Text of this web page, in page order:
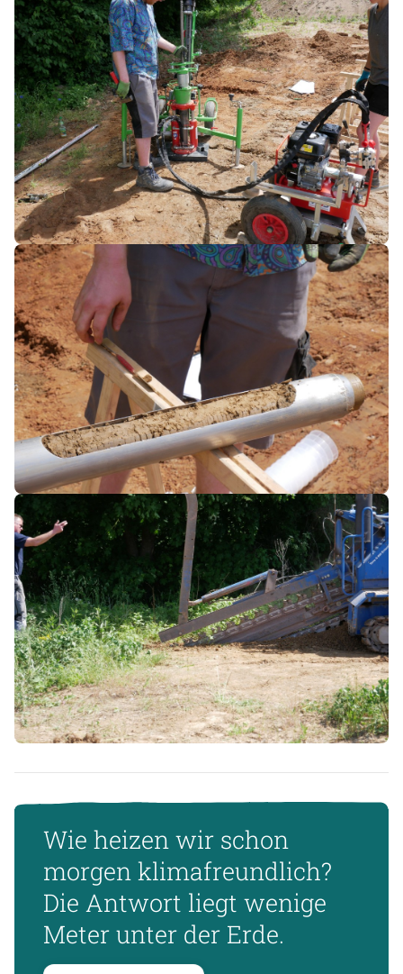
Wie heizen wir schon
morgen klimafreundlich?
Die Antwort liegt wenige
Meter unter der Erde.